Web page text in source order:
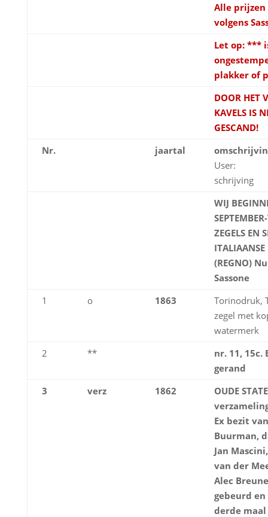
Alle
volgens
Let op: ***
plakker of
DOOR HET
KAVELS IS
GESCAND!
Nr.
jaartal
User:
schrijving
WIJ
ZEGELS EN
(REGNO)
Sassone
1
o 1863
Torinodruk,
zegel met
watermerk
2
**
nr. 11, 15c.
gerand
3
verz 1862
OUDE
Ex bezit
Buurman,
Jan
van der
Alec
gebeurd
derde